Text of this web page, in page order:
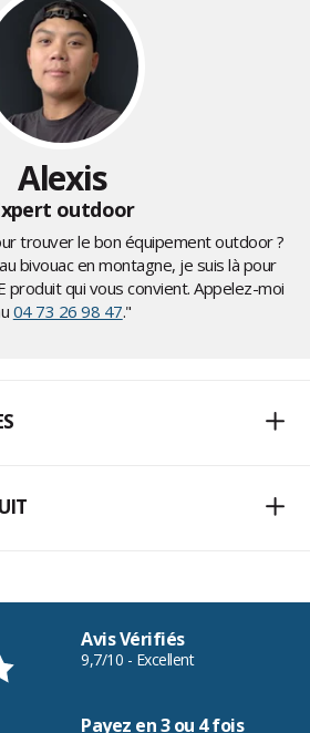
Alexis
outdoor
trouver le bon équipement outdoor ?
bivouac en montagne, je suis là pour
produit qui vous convient. Appelez-moi
04 73 26 98 47."
Avis Vérifiés
9,7/10 - Excellent
Payez en 3 ou 4 fois